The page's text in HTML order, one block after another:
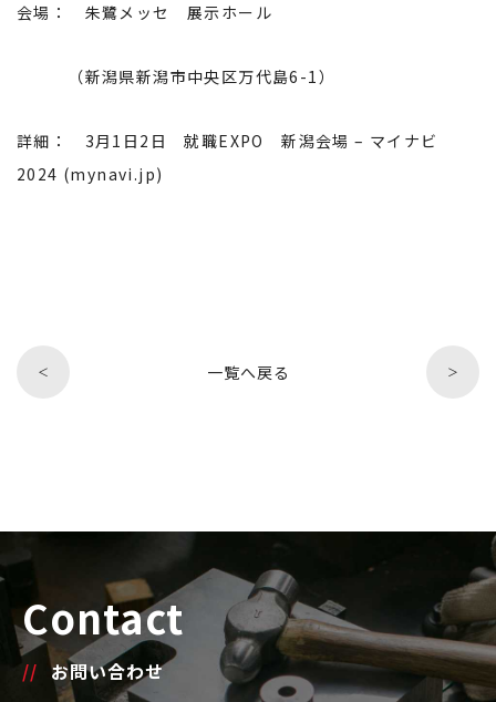
会場： 朱鷺メッセ 展示ホール
（新潟県新潟市中央区万代島6-1）
詳細： 3月1日2日 就職EXPO 新潟会場 – マイナビ
2024 (mynavi.jp)
＜ 一覧へ戻る ＞
Contact
お問い合わせ